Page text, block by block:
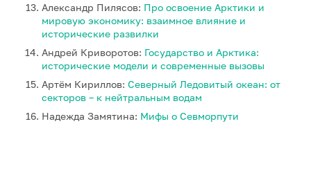
Александр Пилясов: Про освоение Арктики и
мировую экономику: взаимное влияние и
исторические развилки
Андрей Криворотов: Государство и Арктика:
исторические модели и современные вызовы
Артём Кириллов: Северный Ледовитый океан: от
секторов – к нейтральным водам
Надежда Замятина: Мифы о Севморпути